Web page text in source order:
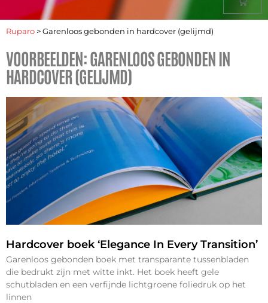
Ruparo > Garenloos gebonden in hardcover (gelijmd)
VOORBEELDEN: GARENLOOS GEBONDEN IN
HARDCOVER (GELIJMD)
Hardcover boek ‘Elegance In Every Transition’
Garenloos gebonden boek met transparante tussenbladen
die bedrukt zijn met witte inkt. Het boek heeft gele
schutbladen en een verfijnde lichtgroene foliedruk op het
linnen